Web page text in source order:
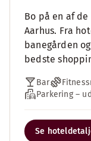
Bo på en af
Aarhus. Fra
banegården
bedste
Bar
Parkering –
Se